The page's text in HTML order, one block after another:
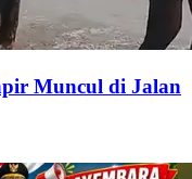
Muncul di Jalan